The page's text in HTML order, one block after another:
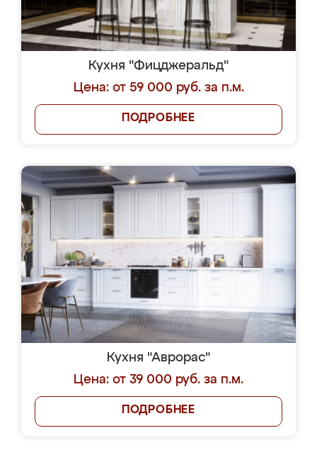
Кухня "Фицджеральд"
Цена: от 59 000 руб. за п.м.
ПОДРОБНЕЕ
Кухня "Аврорас"
Цена: от 39 000 руб. за п.м.
ПОДРОБНЕЕ